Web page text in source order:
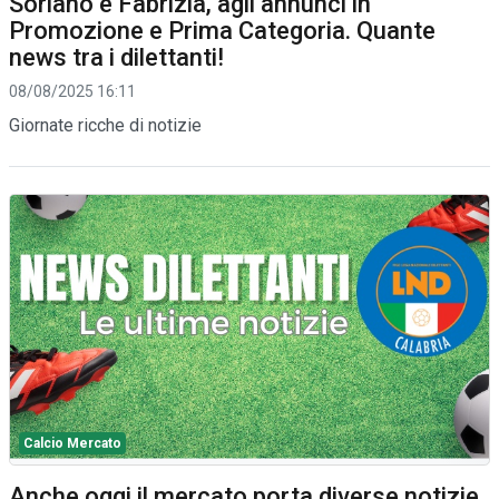
Promozione e Prima Categoria. Quante
news tra i dilettanti!
08/08/2025 16:11
Giornate ricche di notizie
Calcio Mercato